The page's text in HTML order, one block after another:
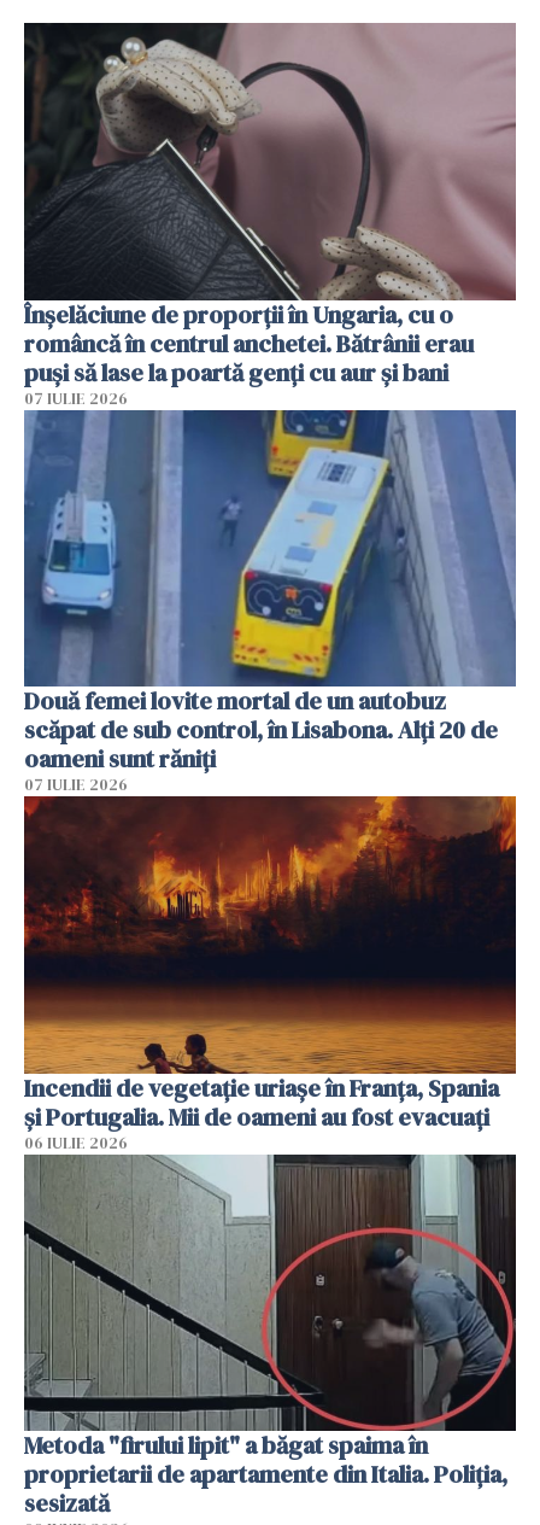
Înșelăciune de proporții în Ungaria, cu o
româncă în centrul anchetei. Bătrânii erau
puși să lase la poartă genți cu aur și bani
07 IULIE 2026
Două femei lovite mortal de un autobuz
scăpat de sub control, în Lisabona. Alți 20 de
oameni sunt răniți
07 IULIE 2026
Incendii de vegetație uriașe în Franța, Spania
și Portugalia. Mii de oameni au fost evacuați
06 IULIE 2026
Metoda "firului lipit" a băgat spaima în
proprietarii de apartamente din Italia. Poliția,
sesizată